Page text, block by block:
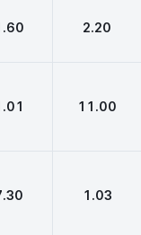
2.20
11.00
1.03